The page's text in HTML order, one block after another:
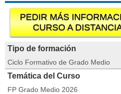
PEDIR MÁS
CURSO A
Tipo de formación
Ciclo Formativo de Grado Medio
Temática del Curso
FP Grado Medio 2026